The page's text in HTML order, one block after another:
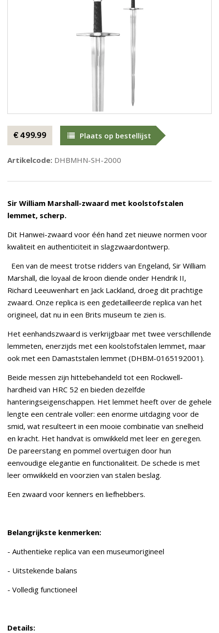
€ 499.99 Plaats op bestellijst
Artikelcode: DHBMHN-SH-2000
Sir William Marshall-zwaard met koolstofstalen
lemmet, scherp.
Dit Hanwei-zwaard voor één hand zet nieuwe normen voor
kwaliteit en authenticiteit in slagzwaardontwerp.
Een van de meest trotse ridders van Engeland, Sir William
Marshall, die loyaal de kroon diende onder Hendrik II,
Richard Leeuwenhart en Jack Lackland, droeg dit prachtige
zwaard. Onze replica is een gedetailleerde replica van het
origineel, dat nu in een Brits museum te zien is.
Het eenhandszwaard is verkrijgbaar met twee verschillende
lemmeten, enerzijds met een koolstofstalen lemmet, maar
ook met een Damaststalen lemmet (DHBM-0165192001).
Beide messen zijn hittebehandeld tot een Rockwell-
hardheid van HRC 52 en bieden dezelfde
hanteringseigenschappen. Het lemmet heeft over de gehele
lengte een centrale voller: een enorme uitdaging voor de
smid, wat resulteert in een mooie combinatie van snelheid
en kracht. Het handvat is omwikkeld met leer en geregen.
De pareerstang en pommel overtuigen door hun
eenvoudige elegantie en functionaliteit. De schede is met
leer omwikkeld en voorzien van stalen beslag.
Een zwaard voor kenners en liefhebbers.
Belangrijkste kenmerken:
- Authentieke replica van een museumorigineel
- Uitstekende balans
- Volledig functioneel
Details: